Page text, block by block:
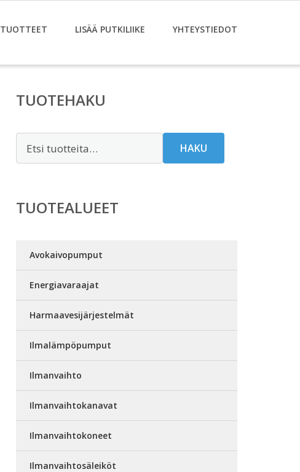
TUOTTEET LISÄÄ PUTKILIIKE YHTEYSTIEDOT
TUOTEHAKU
HAKU
TUOTEALUEET
Avokaivopumput
Energiavaraajat
Harmaavesijärjestelmät
Ilmalämpöpumput
Ilmanvaihto
Ilmanvaihtokanavat
Ilmanvaihtokoneet
Ilmanvaihtosäleiköt